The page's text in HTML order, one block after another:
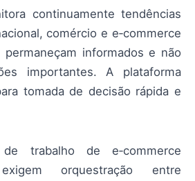
continuamente tendências
comércio e e‑commerce
permaneçam informados e não
importantes. A plataforma
tomada de decisão rápida e
trabalho de e‑commerce
orquestração entre